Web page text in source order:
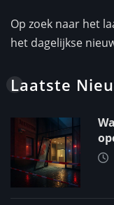
Op zoek naar het
het dagelijkse
Laatste